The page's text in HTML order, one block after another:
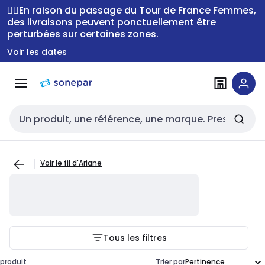
Passer à la
navigation
Passer
au
contenu
🚴‍♂️En raison du passage du Tour de France Femmes,
des livraisons peuvent ponctuellement être
perturbées sur certaines zones.
Voir les dates
Entrée de recherche
Voir le fil d'Ariane
Tous les filtres
produit Trier par